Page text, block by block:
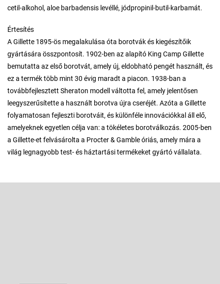
cetil-alkohol, aloe barbadensis levéllé, jódpropinil-butil-karbamát.
Értesítés
A Gillette 1895-ös megalakulása óta borotvák és kiegészítőik
gyártására összpontosít. 1902-ben az alapító King Camp Gillette
bemutatta az első borotvát, amely új, eldobható pengét használt, és
ez a termék több mint 30 évig maradt a piacon. 1938-ban a
továbbfejlesztett Sheraton modell váltotta fel, amely jelentősen
leegyszerűsítette a használt borotva újra cseréjét. Azóta a Gillette
folyamatosan fejleszti borotváit, és különféle innovációkkal áll elő,
amelyeknek egyetlen célja van: a tökéletes borotválkozás. 2005-ben
a Gillette-et felvásárolta a Procter & Gamble óriás, amely mára a
világ legnagyobb test- és háztartási termékeket gyártó vállalata.